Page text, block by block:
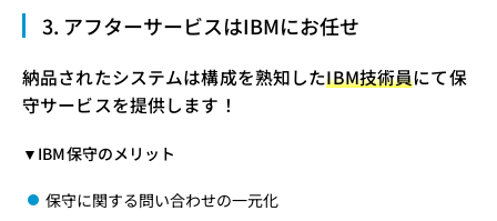
3. アフターサービスはIBMにお任せ
納品されたシステムは構成を熟知したIBM技術員にて保
守サービスを提供します！
▼IBM保守のメリット
保守に関する問い合わせの一元化